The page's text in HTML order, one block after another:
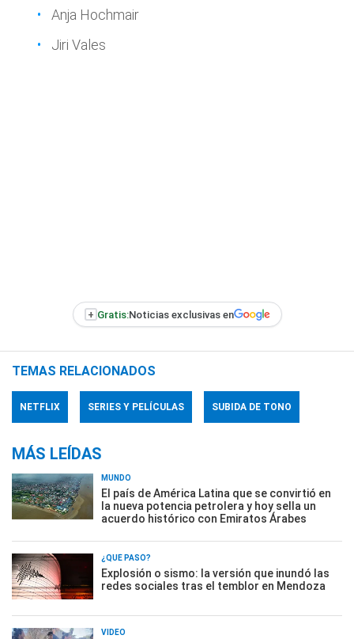
Anja Hochmair
Jiri Vales
+ Gratis:Noticias exclusivas en
TEMAS RELACIONADOS
NETFLIX SERIES Y PELÍCULAS SUBIDA DE TONO
MÁS LEÍDAS
MUNDO
El país de América Latina que se convirtió en
la nueva potencia petrolera y hoy sella un
acuerdo histórico con Emiratos Árabes
¿QUÉ PASÓ?
Explosión o sismo: la versión que inundó las
redes sociales tras el temblor en Mendoza
VIDEO